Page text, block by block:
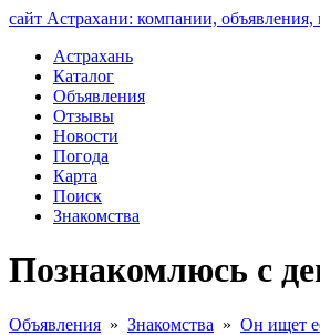
сайт Астрахани: компании, объявления,
Астрахань
Каталог
Объявления
Отзывы
Новости
Погода
Карта
Поиск
Знакомства
Познакомлюсь с
Объявления » Знакомства » Он ищет